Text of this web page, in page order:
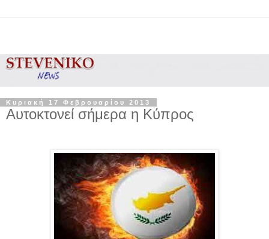
Κυριακή 17 Φεβρουαρίου 2013
Αυτοκτονεί σήμερα η Κύπρος